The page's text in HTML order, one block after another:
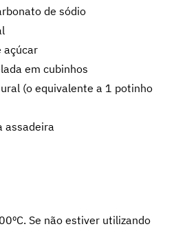
de sódio
açúcar
em cubinhos
(o equivalente a 1 potinho
assadeira
Se não estiver utilizando